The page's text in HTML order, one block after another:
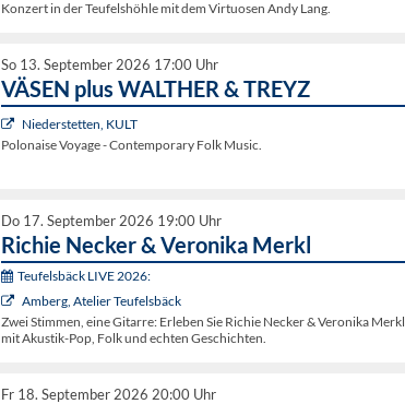
Konzert in der Teufelshöhle mit dem Virtuosen Andy Lang.
So 13. September 2026 17:00 Uhr
VÄSEN plus WALTHER & TREYZ
Niederstetten, KULT
Polonaise Voyage - Contemporary Folk Music.
Do 17. September 2026 19:00 Uhr
Richie Necker & Veronika Merkl
Teufelsbäck LIVE 2026:
Amberg, Atelier Teufelsbäck
Zwei Stimmen, eine Gitarre: Erleben Sie Richie Necker & Veronika Merkl
mit Akustik-Pop, Folk und echten Geschichten.
Fr 18. September 2026 20:00 Uhr